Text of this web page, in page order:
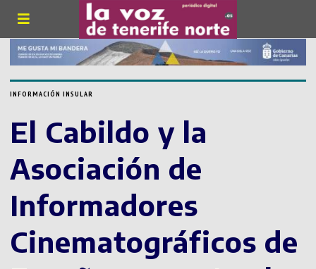
INFORMACIÓN INSULAR
El Cabildo y la
Asociación de
Informadores
Cinematográficos de